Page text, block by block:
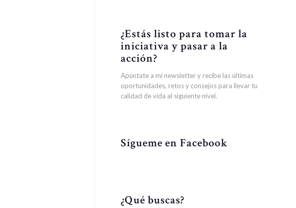
¿Estás listo para tomar la
iniciativa y pasar a la
acción?
Apúntate a mi newsletter y recibe las últimas
oportunidades, retos y consejos para llevar tu
calidad de vida al siguiente nivel.
Sígueme en Facebook
¿Qué buscas?